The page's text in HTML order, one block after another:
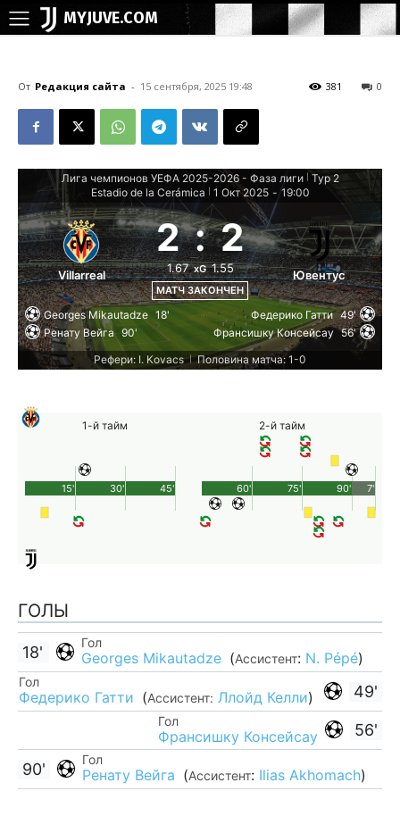
MYJUVE.COM
От Редакция сайта - 15 сентября, 2025 19:48 0
381
Лига чемпионов УЕФА 2025-2026 - Фаза лиги
Тур 2
Estadio de la Cerámica
1 Окт 2025 - 19:00
Villarreal
2 : 2
1.67 xG 1.55
МАТЧ ЗАКОНЧЕН
Ювентус
Georges Mikautadze 18'
Ренату Вейга 90'
Федерико Гатти 49'
Франсишку Консейсау 56'
Рефери: I. Kovacs | Половина матча: 1-0
1-й тайм
45'
15' 30'
2-й тайм
90'
60' 75' 7'
ГОЛЫ
Гол
Georges Mikautadze (Ассистент: N. Pépé)
18'
49'
Гол
Федерико Гатти (Ассистент: Ллойд Келли)
56'
Гол
Франсишку Консейсау
Гол
Ренату Вейга (Ассистент: Ilias Akhomach)
90'